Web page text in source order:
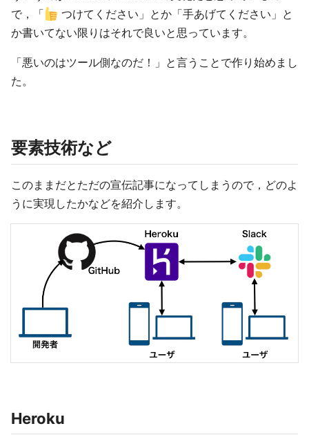
で，「
つけてください」とか「手あげてください」と
か書いてない限りはそれで良いと思っています。
「悪いのはツール側なのだ！」と言うことで作り始めまし
た。
要素技術など
このままだとただの宣伝記事になってしまうので，どのよ
うに実現したかなどを紹介します。
Heroku